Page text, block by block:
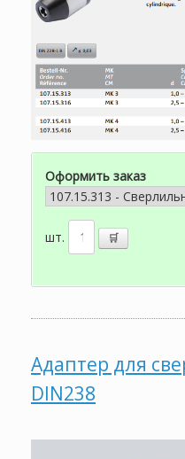
Оформить заказ
шт.
Адаптер для
DIN238